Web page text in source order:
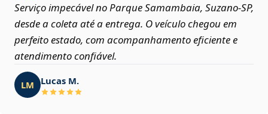
Serviço impecável no Parque Samambaia, Suzano‑SP,
desde a coleta até a entrega. O veículo chegou em
perfeito estado, com acompanhamento eficiente e
atendimento confiável.
LM Lucas M.